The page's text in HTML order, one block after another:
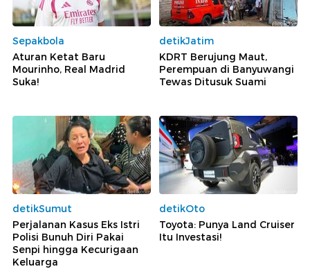
Sepakbola
Aturan Ketat Baru
Mourinho, Real Madrid
Suka!
detikJatim
KDRT Berujung Maut,
Perempuan di Banyuwangi
Tewas Ditusuk Suami
detikSumut
Perjalanan Kasus Eks Istri
Polisi Bunuh Diri Pakai
Senpi hingga Kecurigaan
Keluarga
detikOto
Toyota: Punya Land Cruiser
Itu Investasi!